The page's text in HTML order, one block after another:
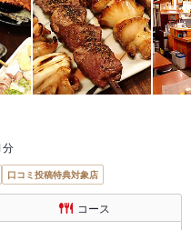
分
口コミ投稿特典対象店
コース